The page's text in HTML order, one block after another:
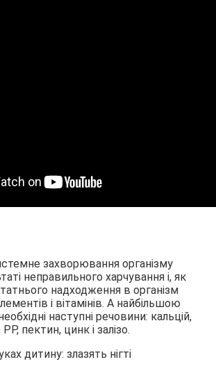
захворювання організму
неправильного харчування і, як
надходження в організм
і вітамінів. А найбільшою
наступні речовини: кальцій,
пектин, цинк і залізо.